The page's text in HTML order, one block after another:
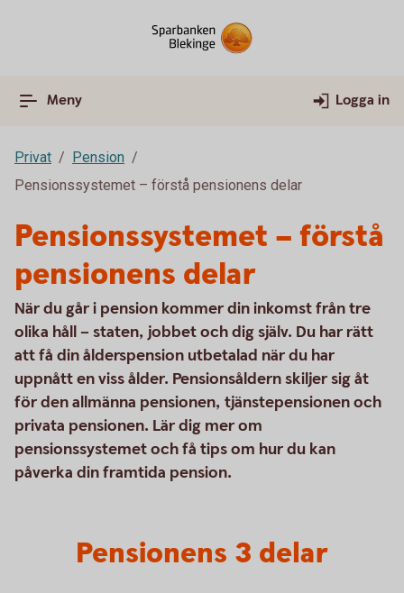
Meny Logga in
Privat
Pension
Pensionssystemet – förstå pensionens delar
Pensionssystemet – förstå
pensionens delar
När du går i pension kommer din inkomst från tre
olika håll – staten, jobbet och dig själv. Du har rätt
att få din ålderspension utbetalad när du har
uppnått en viss ålder. Pensionsåldern skiljer sig åt
för den allmänna pensionen, tjänstepensionen och
privata pensionen. Lär dig mer om
pensionssystemet och få tips om hur du kan
påverka din framtida pension.
Pensionens 3 delar
Pie chart with 3 slices.
Pensionens 3 delar